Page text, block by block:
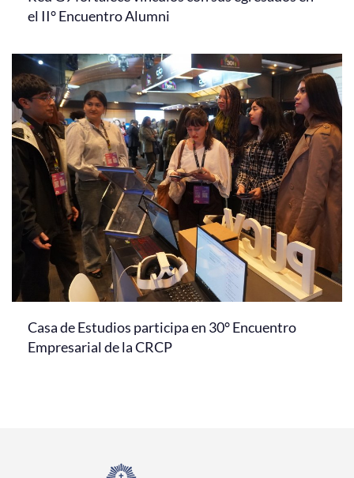
el II° Encuentro Alumni
Casa de Estudios participa en 30° Encuentro
Empresarial de la CRCP